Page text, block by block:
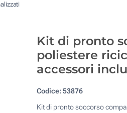
Kit di pronto
poliestere
accessori
Codice: 53876
Kit di pronto soccorso